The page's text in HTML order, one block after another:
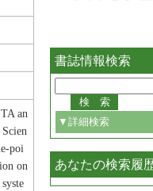
an
poi
on
書誌情報検索
▼詳細検索
あなたの検索履